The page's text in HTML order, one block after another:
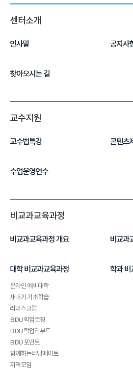
센터소개
인사말 공지사
찾아오시는 길
교수지원
교수법특강 콘텐츠
수업운영연수
비교과교육과정
비교과교육과정 개요 비교과
대학 비교과교육과정
온라인 예비대학
새내기 기초학습
리더스클럽
BDU 학업코칭
BDU 학업리부트
BDU 포인트
함께하는러닝메이트
지역모임
학과 비